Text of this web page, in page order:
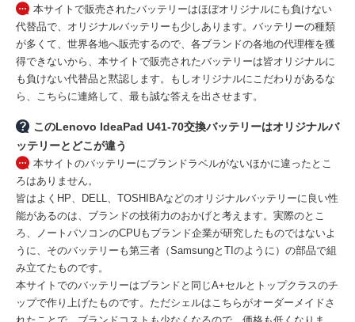
本サイトで販売されたバッテリーはほぼオリジナルにも負けない
代替品で、オリジナルバッテリーも少しあります。バッテリーの種類
が多くて、世界各地へ販売するので、各ブランドの各地の代理権を獲
得できないから、本サイトで販売されたバッテリーは皆オリジナルに
も負けない代替品と黙認します。もしオリジナルにこだわりがあるな
ら、こちらに連絡して、最も誠な答えを出させます。
このLenovo IdeaPad U41-70交換バッテリーはオリジナルバ
ッテリーとどこが違う
本サイトのバッテリーにブランドラベルがないほかに違ったとこ
ろはありません。
皆はよくHP、DELL、TOSHIBAなどのオリジナルバッテリーに良い性
能があるのは、ブランドの技術力のおかげと考えます。実際のとこ
ろ、ノートパソコンのCPUもブランド企業が研究したものではないよ
うに、そのバッテリーも第三者（SamsungとTIのように）の部品で組
み立てたものです。
本サイトでのバッテリーはブランドと同じA+セルとトップクラスのチ
ップで作り上げたものです。ただシェルはこちらがオーダーメイドさ